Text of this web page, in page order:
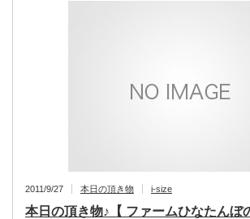
2011/9/27 本日の頂き物 i-size
本日の頂き物♪【 ファームひなたんぼ